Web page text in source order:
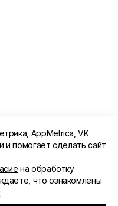
Все права
ДАННЫХ
AppMetrica, VK
и помогает сделать сайт
на обработку
что ознакомлены